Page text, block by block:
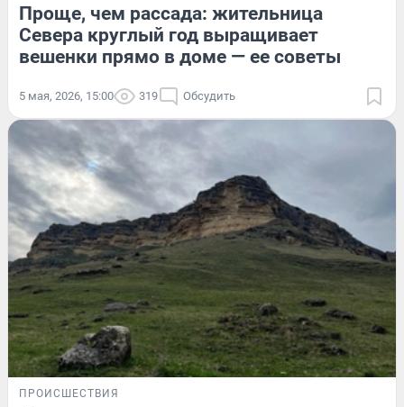
Проще, чем рассада: жительница
Севера круглый год выращивает
вешенки прямо в доме — ее советы
5 мая, 2026, 15:00 319 Обсудить
ПРОИСШЕСТВИЯ